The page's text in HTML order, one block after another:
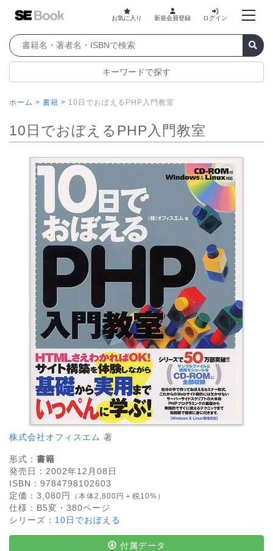
お気に入り 新規会員登録 ログイン
キーワードで探す
ホーム > 書籍 > 10日でおぼえるPHP入門教室
10日でおぼえるPHP入門教室
株式会社オフィスエム 著
形式： 書籍
発売日： 2002年12月08日
ISBN： 9784798102603
定価： 3,080円 （本体2,800円＋税10%）
仕様： B5変・ 380ページ
シリーズ： 10日でおぼえる
付属データ